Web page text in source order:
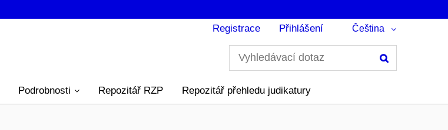
Registrace Přihlášení Čeština
Podrobnosti Repozitář RZP Repozitář přehledu judikatury